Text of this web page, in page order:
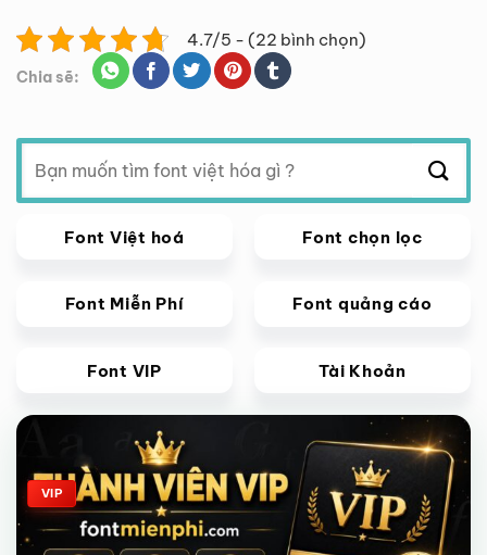
4.7/5 - (22 bình chọn)
Chia sẽ:
Tìm
kiếm:
Font Việt hoá Font chọn lọc
Font Miễn Phí Font quảng cáo
Font VIP Tài Khoản
Giảm giá!
VIP